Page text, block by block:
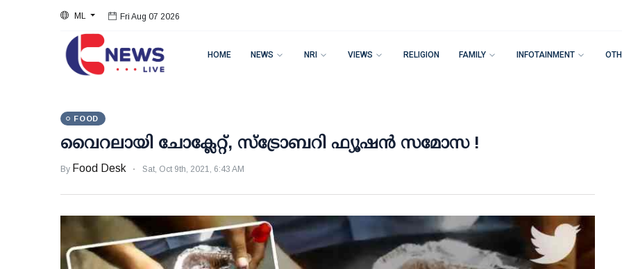
ML Fri Aug 07 2026
HOME NEWS NRI VIEWS RELIGION FAMILY INFOTAINMENT
FOOD
വൈറലായി ചോക്ലേറ്റ്, സ്‌ട്രോബറി ഫ്യൂഷന്‍ സമോസ !
By Food Desk Sat, Oct 9th, 2021, 6:43 AM